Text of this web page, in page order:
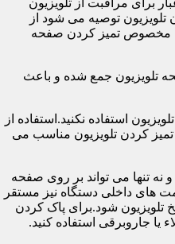
برای مراقبت از تلویزیون
توصیه می شود از
مخصوص تمیز کردن صفحه
تلویزیون جمع شده و باعث
استفاده نکنید.استفاده از
تمیز کردن تلویزیون مناسب می
نه تنها می تواند بر روی صفحه
های داخلی دستگاه نیز مستقر
شود.برای پاک کردن
یا جاروبرقی استفاده کنید.